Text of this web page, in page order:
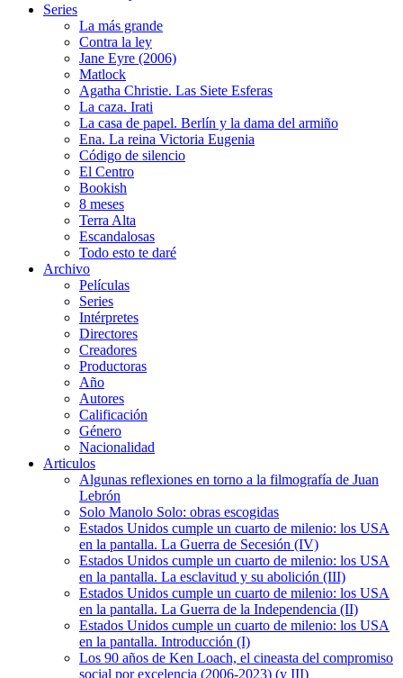
Series
La más grande
Contra la ley
Jane Eyre (2006)
Matlock
Agatha Christie. Las Siete Esferas
La caza. Irati
La casa de papel. Berlín y la dama del armiño
Ena. La reina Victoria Eugenia
Código de silencio
El Centro
Bookish
8 meses
Terra Alta
Escandalosas
Todo esto te daré
Archivo
Películas
Series
Intérpretes
Directores
Creadores
Productoras
Año
Autores
Calificación
Género
Nacionalidad
Articulos
Algunas reflexiones en torno a la filmografía de Juan
Lebrón
Solo Manolo Solo: obras escogidas
Estados Unidos cumple un cuarto de milenio: los USA
en la pantalla. La Guerra de Secesión (IV)
Estados Unidos cumple un cuarto de milenio: los USA
en la pantalla. La esclavitud y su abolición (III)
Estados Unidos cumple un cuarto de milenio: los USA
en la pantalla. La Guerra de la Independencia (II)
Estados Unidos cumple un cuarto de milenio: los USA
en la pantalla. Introducción (I)
Los 90 años de Ken Loach, el cineasta del compromiso
social por excelencia (2006-2023) (y III)